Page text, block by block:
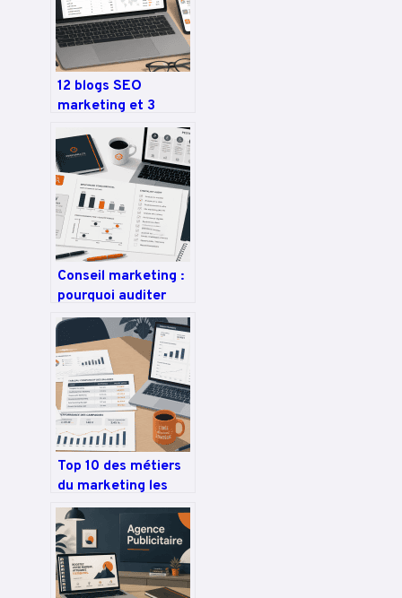
12 blogs SEO
marketing et 3
méthodes de veille
pour dominer la
SERP
Conseil marketing :
pourquoi auditer
avant d’agir pour
garantir votre
rentabilité
Top 10 des métiers
du marketing les
mieux payés :
salaires et
stratégies de
carrière